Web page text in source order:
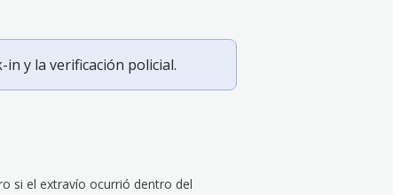
y la verificación policial.
si el extravío ocurrió dentro del